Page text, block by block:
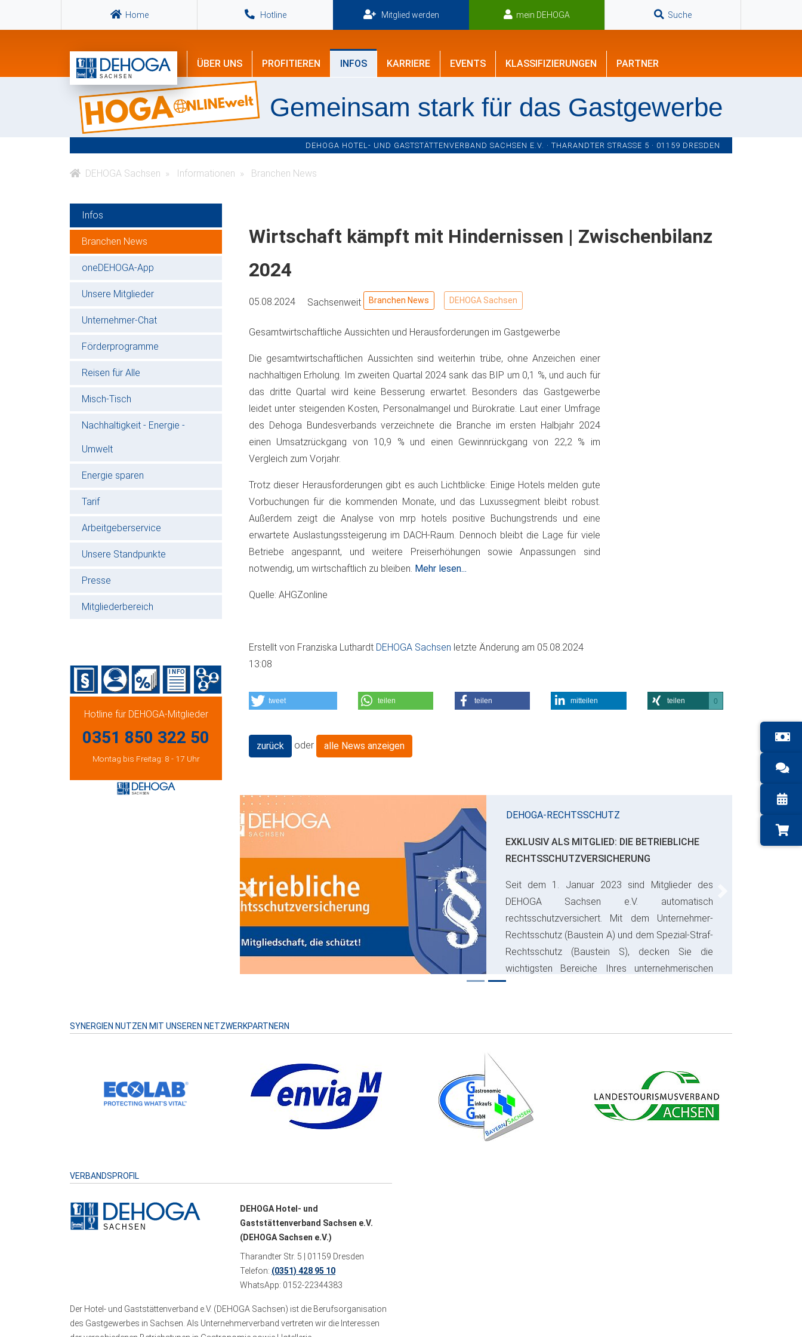
Home Hotline Mitglied werden mein DEHOGA Suche
ÜBER UNS PROFITIEREN INFOS KARRIERE EVENTS KLASSIFIZIERUNGEN PARTNER
Gemeinsam stark für das Gastgewerbe
DEHOGA HOTEL- UND GASTSTÄTTENVERBAND SACHSEN E.V. · THARANDTER STRASSE 5 · 01159 DRESDEN
DEHOGA Sachsen Informationen Branchen News
Infos
Branchen News
oneDEHOGA-App
Unsere Mitglieder
Unternehmer-Chat
Förderprogramme
Reisen für Alle
Misch-Tisch
Nachhaltigkeit - Energie -
Umwelt
Energie sparen
Tarif
Arbeitgeberservice
Unsere Standpunkte
Presse
Mitgliederbereich
Hotline für DEHOGA-Mitglieder
0351 850 322 50
Montag bis Freitag: 8 - 17 Uhr
Wirtschaft kämpft mit Hindernissen | Zwischenbilanz
2024
05.08.2024 Sachsenweit Branchen News DEHOGA Sachsen
Gesamtwirtschaftliche Aussichten und Herausforderungen im Gastgewerbe
Die gesamtwirtschaftlichen Aussichten sind weiterhin trübe, ohne Anzeichen einer
nachhaltigen Erholung. Im zweiten Quartal 2024 sank das BIP um 0,1 %, und auch für
das dritte Quartal wird keine Besserung erwartet. Besonders das Gastgewerbe
leidet unter steigenden Kosten, Personalmangel und Bürokratie. Laut einer Umfrage
des Dehoga Bundesverbands verzeichnete die Branche im ersten Halbjahr 2024
einen Umsatzrückgang von 10,9 % und einen Gewinnrückgang von 22,2 % im
Vergleich zum Vorjahr.
Trotz dieser Herausforderungen gibt es auch Lichtblicke: Einige Hotels melden gute
Vorbuchungen für die kommenden Monate, und das Luxussegment bleibt robust.
Außerdem zeigt die Analyse von mrp hotels positive Buchungstrends und eine
erwartete Auslastungssteigerung im DACH-Raum. Dennoch bleibt die Lage für viele
Betriebe angespannt, und weitere Preiserhöhungen sowie Anpassungen sind
notwendig, um wirtschaftlich zu bleiben. Mehr lesen...
Quelle: AHGZonline
Erstellt von Franziska Luthardt DEHOGA Sachsen letzte Änderung am 05.08.2024
13:08
tweet teilen teilen mitteilen teilen 0
zurück oder alle News anzeigen
DEHOGA-RECHTSSCHUTZ
EXKLUSIV ALS MITGLIED: DIE BETRIEBLICHE
RECHTSSCHUTZVERSICHERUNG
Seit dem 1. Januar 2023 sind Mitglieder des
DEHOGA Sachsen e.V. automatisch
rechtsschutzversichert. Mit dem Unternehmer-
Rechtsschutz (Baustein A) und dem Spezial-Straf-
Rechtsschutz (Baustein S), decken Sie die
wichtigsten Bereiche Ihres unternehmerischen
Risikos ab und sparen bares Geld.
Previous
SYNERGIEN NUTZEN MIT UNSEREN NETZWERKPARTNERN
VERBANDSPROFIL
DEHOGA Hotel- und
Gaststättenverband Sachsen e.V.
(DEHOGA Sachsen e.V.)
Tharandter Str. 5 | 01159 Dresden
Telefon: (0351) 428 95 10
WhatsApp: 0152-22344383
Der Hotel- und Gaststättenverband e.V. (DEHOGA Sachsen) ist die Berufsorganisation
des Gastgewerbes in Sachsen. Als Unternehmerverband vertreten wir die Interessen